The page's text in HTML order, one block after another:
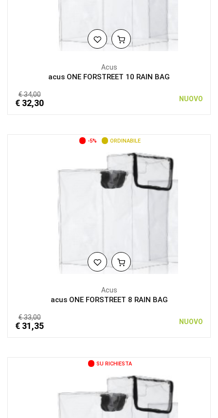
Acus
acus ONE FORSTREET 10 RAIN BAG
€ 34,00
€ 32,30 NUOVO
-5% ORDINABILE
Acus
acus ONE FORSTREET 8 RAIN BAG
€ 33,00
€ 31,35 NUOVO
SU RICHIESTA